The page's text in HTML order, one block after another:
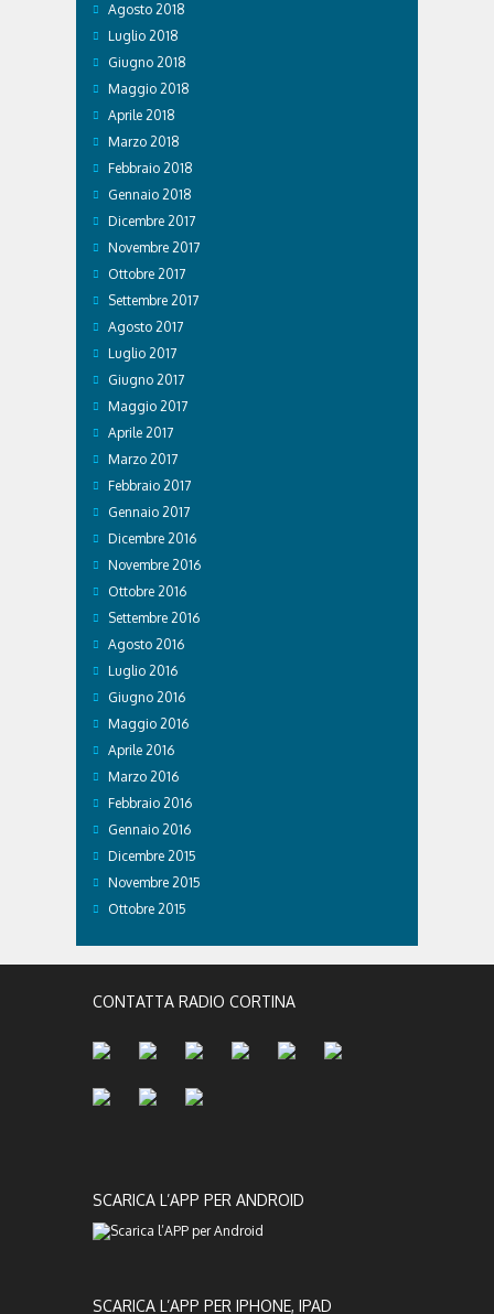
Agosto 2018
Luglio 2018
Giugno 2018
Maggio 2018
Aprile 2018
Marzo 2018
Febbraio 2018
Gennaio 2018
Dicembre 2017
Novembre 2017
Ottobre 2017
Settembre 2017
Agosto 2017
Luglio 2017
Giugno 2017
Maggio 2017
Aprile 2017
Marzo 2017
Febbraio 2017
Gennaio 2017
Dicembre 2016
Novembre 2016
Ottobre 2016
Settembre 2016
Agosto 2016
Luglio 2016
Giugno 2016
Maggio 2016
Aprile 2016
Marzo 2016
Febbraio 2016
Gennaio 2016
Dicembre 2015
Novembre 2015
Ottobre 2015
CONTATTA RADIO CORTINA
SCARICA L’APP PER ANDROID
SCARICA L’APP PER IPHONE, IPAD